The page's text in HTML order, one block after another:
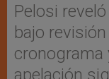
Pelosi
bajo
cronograma
apelación